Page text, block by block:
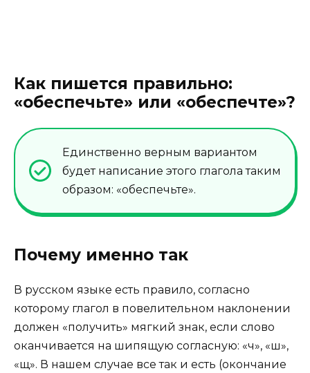
Как пишется правильно:
«обеспечьте» или «обеспечте»?
Единственно верным вариантом
будет написание этого глагола таким
образом: «обеспечьте».
Почему именно так
В русском языке есть правило, согласно
которому глагол в повелительном наклонении
должен «получить» мягкий знак, если слово
оканчивается на шипящую согласную: «ч», «ш»,
«щ». В нашем случае все так и есть (окончание